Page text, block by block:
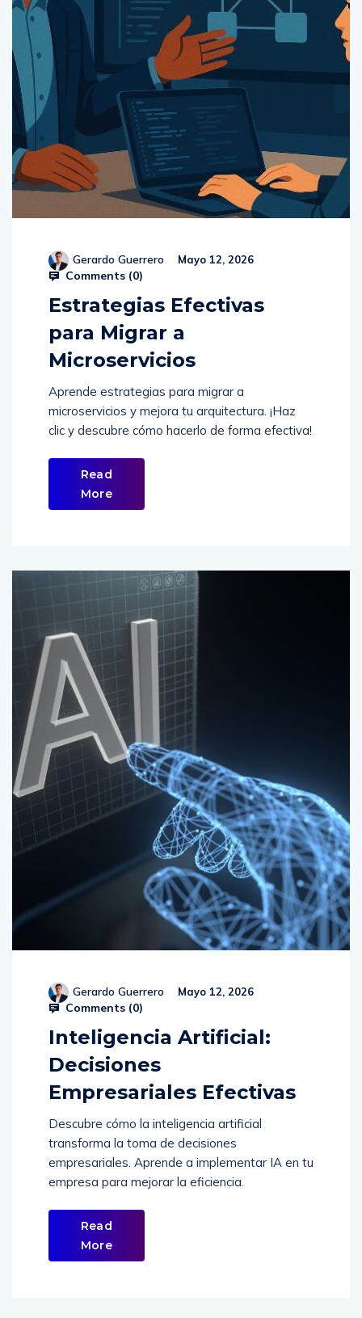
Gerardo Guerrero Mayo 12, 2026
Comments (0)
Estrategias Efectivas
para Migrar a
Microservicios
Aprende estrategias para migrar a
microservicios y mejora tu arquitectura. ¡Haz
clic y descubre cómo hacerlo de forma efectiva!
Read
More
Gerardo Guerrero Mayo 12, 2026
Comments (0)
Inteligencia Artificial:
Decisiones
Empresariales Efectivas
Descubre cómo la inteligencia artificial
transforma la toma de decisiones
empresariales. Aprende a implementar IA en tu
empresa para mejorar la eficiencia.
Read
More